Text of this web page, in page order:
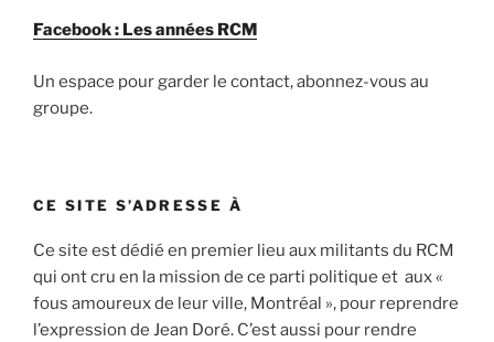
Facebook : Les années RCM
Un espace pour garder le contact, abonnez-vous au
groupe.
CE SITE S’ADRESSE À
Ce site est dédié en premier lieu aux militants du RCM
qui ont cru en la mission de ce parti politique et aux «
fous amoureux de leur ville, Montréal », pour reprendre
l’expression de Jean Doré. C’est aussi pour rendre